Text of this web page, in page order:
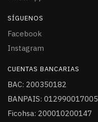
SÍGUENOS
Facebook
Instagram
CUENTAS BANCARIAS
BAC: 200350182
BANPAIS: 012990017005
Ficohsa: 200010200147